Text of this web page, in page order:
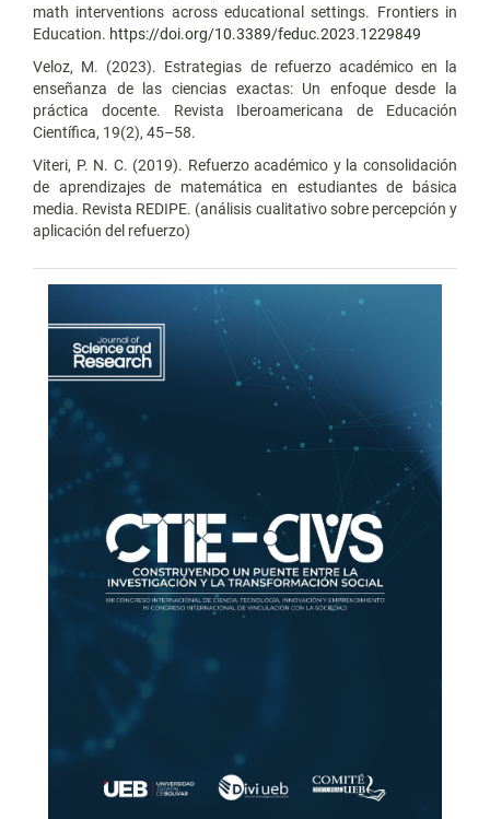
math interventions across educational settings. Frontiers in
Education. https://doi.org/10.3389/feduc.2023.1229849
Veloz, M. (2023). Estrategias de refuerzo académico en la
enseñanza de las ciencias exactas: Un enfoque desde la
práctica docente. Revista Iberoamericana de Educación
Científica, 19(2), 45–58.
Viteri, P. N. C. (2019). Refuerzo académico y la consolidación
de aprendizajes de matemática en estudiantes de básica
media. Revista REDIPE. (análisis cualitativo sobre percepción y
aplicación del refuerzo)